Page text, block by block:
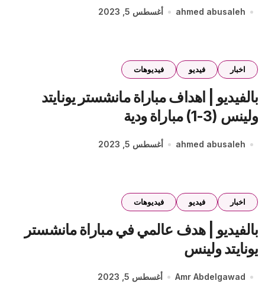
ahmed abusaleh أغسطس 5, 2023
اخبار فيديو فيديوهات
بالفيديو | اهداف مباراة مانشستر يونايتد
ولينس (3-1) مباراة ودية
ahmed abusaleh أغسطس 5, 2023
اخبار فيديو فيديوهات
بالفيديو | هدف عالمي في مباراة مانشستر
يونايتد ولينس
Amr Abdelgawad أغسطس 5, 2023